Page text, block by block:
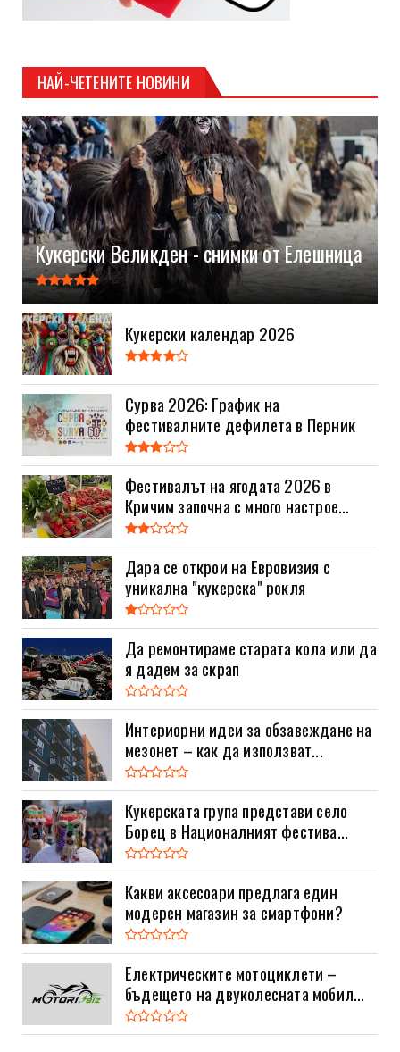
НАЙ-ЧЕТЕНИТЕ НОВИНИ
Кукерски Великден - снимки от Елешница
Кукерски календар 2026
Сурва 2026: График на
фестивалните дефилета в Перник
Фестивалът на ягодата 2026 в
Кричим започна с много настрое...
Дара се открои на Евровизия с
уникална "кукерска" рокля
Да ремонтираме старата кола или да
я дадем за скрап
Интериорни идеи за обзавеждане на
мезонет – как да използват...
Кукерската група представи село
Борец в Националният фестива...
Какви аксесоари предлага един
модерен магазин за смартфони?
Електрическите мотоциклети –
бъдещето на двуколесната мобил...